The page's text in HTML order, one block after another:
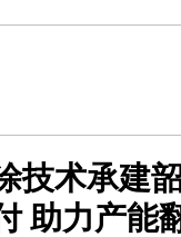
技术承建
助力产能